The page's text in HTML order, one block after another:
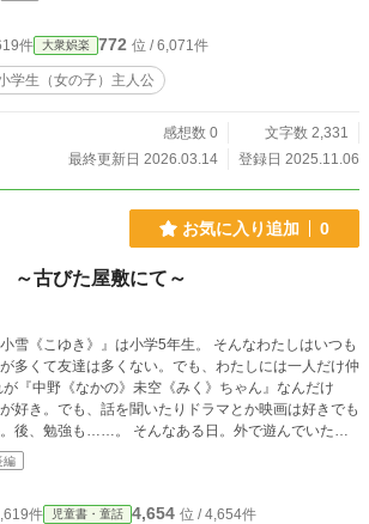
件 大衆娯楽 772 位 / 6,071件
学生（女の子）主人公
感想数 0
文字数 2,331
最終更新日 2026.03.14
登録日 2025.11.06
お気に入り追加 0
古びた屋敷にて～
雪《こゆき》』は小学5年生。 そんなわたしはいつも
多くて友達は多くない。でも、わたしには一人だけ仲
好き。でも、話を聞いたりドラマとか映画は好きでも
んなある日。外で遊んでいたら
さを持っていないわたしたちは近くの大きなおやしき
思っていたのだけど？ これはひょんな事か
てしまった私たちの物語――。
編
件 児童書・童話 4,654 位 / 4,654件